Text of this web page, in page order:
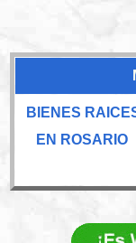
BIENES
EN ROSARIO